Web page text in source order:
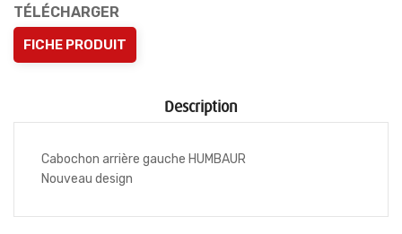
TÉLÉCHARGER
FICHE PRODUIT
Description
Cabochon arrière gauche HUMBAUR
Nouveau design